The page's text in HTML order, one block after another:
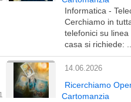
Informatica -
Cerchiamo in
telefonici su
casa si richiede: ...
14.06.2026
Ricerchiamo
Cartomanzia